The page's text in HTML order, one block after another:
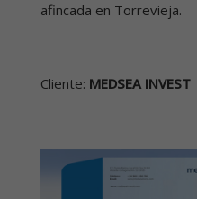
afincada en Torrevieja.
Cliente: MEDSEA INVEST